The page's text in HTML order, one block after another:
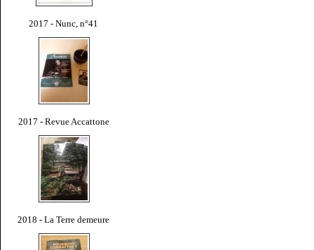
2017 - Nunc, n°41
2017 - Revue Accattone
2018 - La Terre demeure